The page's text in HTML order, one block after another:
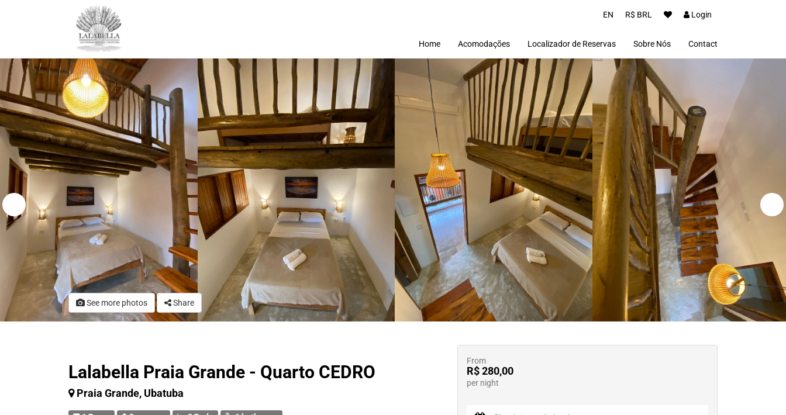
EN R$ BRL Login
Home Acomodações Localizador de Reservas Sobre Nós Contact
See more photos Share
Lalabella Praia Grande - Quarto CEDRO
Praia Grande, Ubatuba
From
R$ 280,00
per night